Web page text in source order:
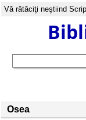
Vă rătăciţi neştiind
Osea